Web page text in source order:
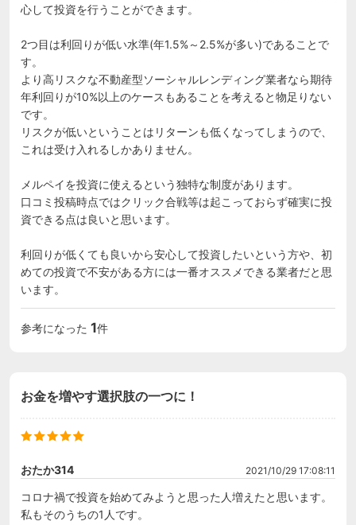
心して投資を行うことができます。
2つ目は利回りが低い水準(年1.5%～2.5%が多い)であることで
す。
より高リスクな不動産型ソーシャルレンディング業者なら期待
年利回りが10%以上のケースもあることを考えると物足りない
です。
リスクが低いということはリターンも低くなってしまうので、
これは受け入れるしかありません。
メルペイを投資に使えるという独特な制度があります。
口コミ投稿時点ではクリック合戦等は起こっておらず確実に投
資できる点は良いと思います。
利回りが低くても良いから安心して投資したいという方や、初
めての投資で不安がある方には一番オススメできる業者だと思
います。
参考になった 1件
お金を増やす選択肢の一つに！
おたか314 2021/10/29 17:08:11
コロナ禍で投資を始めてみようと思った人増えたと思います。
私もそのうちの1人です。